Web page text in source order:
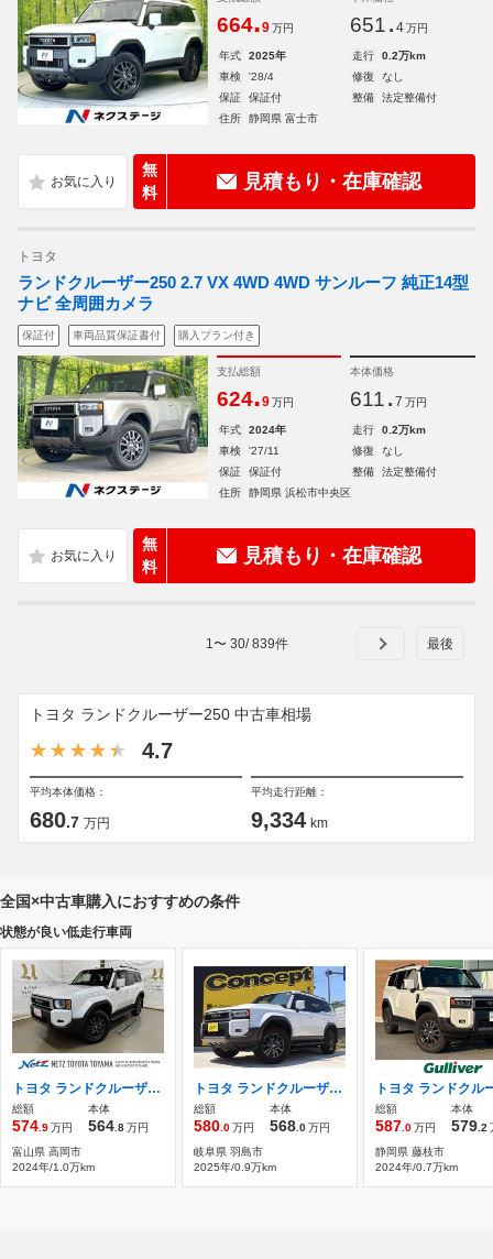
664.9 万円 651. 4 万円
年式 2025年 走行
0.2万km
車検
'28/4 修復
なし
保証
保証付 整備
法定整備付
住所
静岡県 富士市
無
料
見積もり・在庫確認
トヨタ
ランドクルーザー250 2.7 VX 4WD 4WD サンルーフ 純正14型
ナビ 全周囲カメラ
保証付 車両品質保証書付 購入プラン付き
支払総額
624.9 万円
本体価格
611. 7 万円
年式 2024年 走行
0.2万km
車検
'27/11 修復
なし
保証
保証付 整備
法定整備付
住所
静岡県 浜松市中央区
無
料
見積もり・在庫確認
1 〜 30/839件
トヨタ ランドクルーザー250 中古車相場
4.7
平均本体価格：
680.7 万円
平均走行距離：
9,334 km
全国×中古車購入におすすめの条件
状態が良い低走行車両
トヨタ ランドクルーザー250 2.7 VX 4WD 革シート サンルーフ 4WD フルセグナビ
総額
574 .9万円
本体
564 .8万円
富山県 高岡市
2024年/1.0万km
トヨタ ランドクルーザー250 2.7 VX 4WD 1オーナー 禁煙車 4WD サンルーフ
総額
580 .0万円
本体
568 .0万円
岐阜県 羽島市
2025年/0.9万km
総額
587 .0万円
本体
579 .2
静岡県 藤枝市
2024年/0.7万km